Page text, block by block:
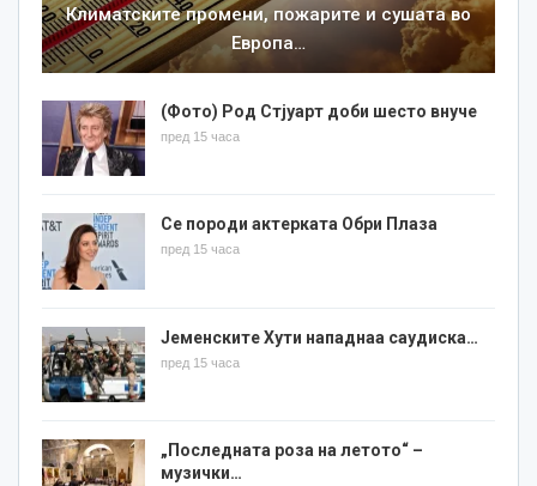
Климатските промени, пожарите и сушата во
Европа…
(Фото) Род Стјуарт доби шесто внуче
пред 15 часа
Се породи актерката Обри Плаза
пред 15 часа
Јеменските Хути нападнаа саудиска…
пред 15 часа
„Последната роза на летото“ –
музички…